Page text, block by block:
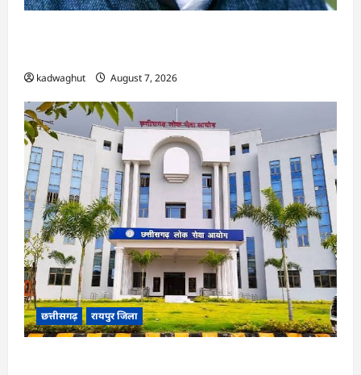
kadwaghut August 7, 2026
छत्तीसगढ़ रायपुर जिला